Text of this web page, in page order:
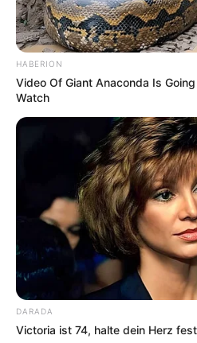
HABERION
Video Of Giant Anaconda Is
Watch
DARADA
Victoria ist 74, halte dein Herz